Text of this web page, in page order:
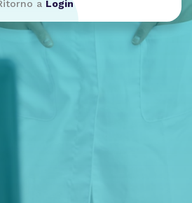
a Login